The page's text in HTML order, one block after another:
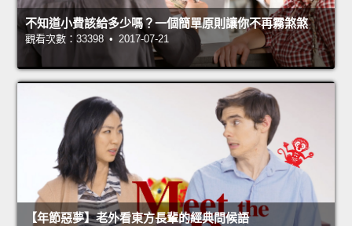
不知道小費該給多少嗎？一個簡單原則讓你不再霧煞煞
觀看次數：33398 • 2017-07-21
【年節惡夢】老外看東方長輩的經典問候語